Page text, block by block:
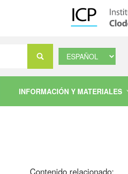
Buscar
Select
your
INFORMACIÓN Y MATERIALES
Contenido relacionado: